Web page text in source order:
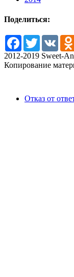
Поделиться:
Facebook
TwitterVK
2012-2019 Sweet-
Копирование
Отказ от